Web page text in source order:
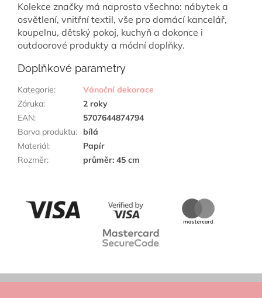
Kolekce značky má naprosto všechno: nábytek a
osvětlení, vnitřní textil, vše pro domácí kancelář,
koupelnu, dětský pokoj, kuchyň a dokonce i
outdoorové produkty a módní doplňky.
Doplňkové parametry
Kategorie:
Vánoční dekorace
Záruka:
2 roky
EAN:
5707644874794
Barva produktu:
bílá
Materiál:
Papír
Rozměr: průměr: 45 cm